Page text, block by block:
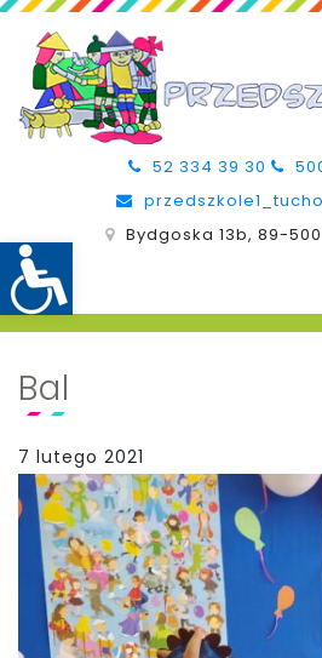
52 334 39 30
Bydgoska 13b, 89-
Bal
7 lutego 2021